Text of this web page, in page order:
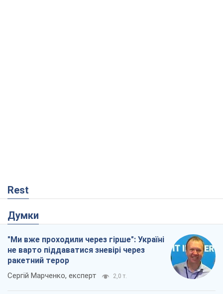
Rest
Думки
"Ми вже проходили через гірше": Україні
не варто піддаватися зневірі через
ракетний терор
Сергій Марченко, експерт 2,0 т.